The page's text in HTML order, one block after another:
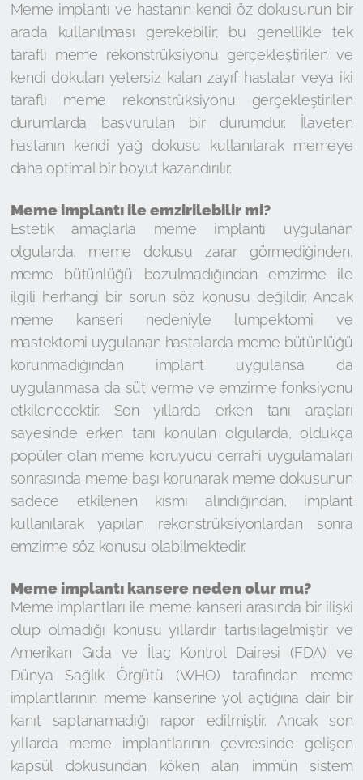
Meme implantı ve hastanın kendi öz dokusunun bir
arada kullanılması gerekebilir; bu genellikle tek
taraflı meme rekonstrüksiyonu gerçekleştirilen ve
kendi dokuları yetersiz kalan zayıf hastalar veya iki
taraflı meme rekonstrüksiyonu gerçekleştirilen
durumlarda başvurulan bir durumdur. İlaveten
hastanın kendi yağ dokusu kullanılarak memeye
daha optimal bir boyut kazandırılır.
Meme implantı ile emzirilebilir mi?
Estetik amaçlarla meme implantı uygulanan
olgularda, meme dokusu zarar görmediğinden,
meme bütünlüğü bozulmadığından emzirme ile
ilgili herhangi bir sorun söz konusu değildir. Ancak
meme kanseri nedeniyle lumpektomi ve
mastektomi uygulanan hastalarda meme bütünlüğü
korunmadığından implant uygulansa da
uygulanmasa da süt verme ve emzirme fonksiyonu
etkilenecektir. Son yıllarda erken tanı araçları
sayesinde erken tanı konulan olgularda, oldukça
popüler olan meme koruyucu cerrahi uygulamaları
sonrasında meme başı korunarak meme dokusunun
sadece etkilenen kısmı alındığından, implant
kullanılarak yapılan rekonstrüksiyonlardan sonra
emzirme söz konusu olabilmektedir.
Meme implantı kansere neden olur mu?
Meme implantları ile meme kanseri arasında bir ilişki
olup olmadığı konusu yıllardır tartışılagelmiştir ve
Amerikan Gıda ve İlaç Kontrol Dairesi (FDA) ve
Dünya Sağlık Örgütü (WHO) tarafından meme
implantlarının meme kanserine yol açtığına dair bir
kanıt saptanamadığı rapor edilmiştir. Ancak son
yıllarda meme implantlarının çevresinde gelişen
kapsül dokusundan köken alan immün sistem